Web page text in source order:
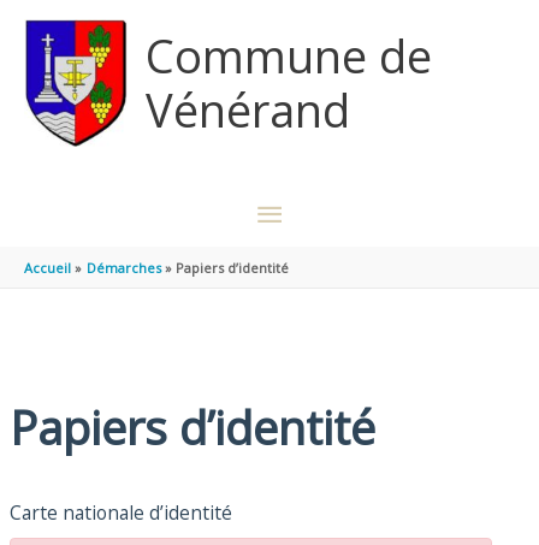
Commune de
Vénérand
MENU
PRINCIPAL
Accueil Démarches Papiers d’identité
Papiers d’identité
Carte nationale d’identité